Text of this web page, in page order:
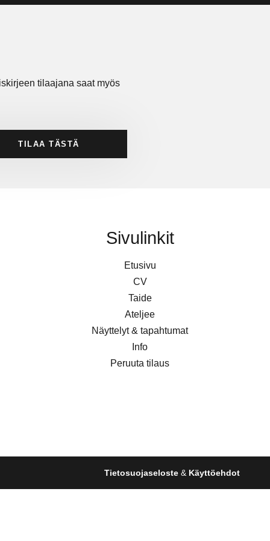
tilaajana saat myös
TILAA TÄSTÄ
Sivulinkit
Etusivu
CV
Taide
Ateljee
Näyttelyt & tapahtumat
Info
Peruuta tilaus
Tietosuojaseloste & Käyttöehdot